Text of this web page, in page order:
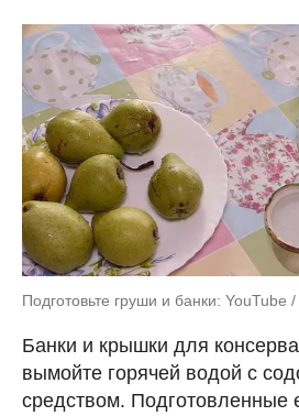
Подготовьте груши и банки:
Банки и крышки для
вымойте горячей водой с
средством. Подготовленные